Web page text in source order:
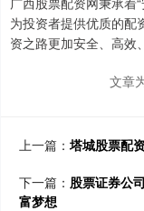
为投资者提供优质的配
资之路更加安全、高效
文章
上一篇： 塔城股票配
下一篇： 股票证券公
富梦想